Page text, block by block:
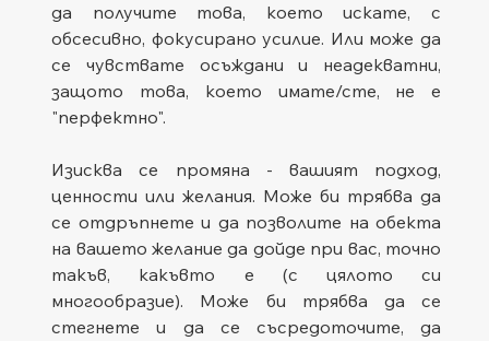
да получите това, което искате, с
обсесивно, фокусирано усилие. Или може да
се чувствате осъждани и неадекватни,
защото това, което имате/сте, не е
"перфектно".
Изисква се промяна - вашият подход,
ценности или желания. Може би трябва да
се отдръпнете и да позволите на обекта
на вашето желание да дойде при вас, точно
такъв, какъвто е (с цялото си
многообразие). Може би трябва да се
стегнете и да се съсредоточите, да